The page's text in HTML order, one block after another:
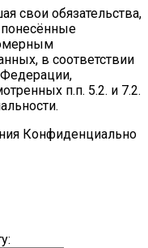
свои обязательства,
понесённые
в соответствии
п.п. 5.2. и 7.2.
Конфиденциально